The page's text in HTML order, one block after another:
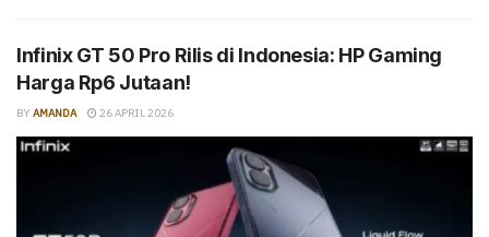
Infinix GT 50 Pro Rilis di Indonesia: HP Gaming
Harga Rp6 Jutaan!
BY AMANDA 26 APRIL 2026